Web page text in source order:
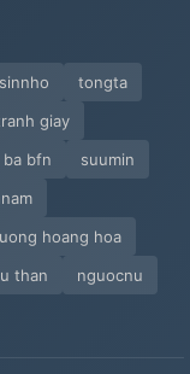
tongta
giay
ba bfn
suumin
hoang hoa
than
nguocnu